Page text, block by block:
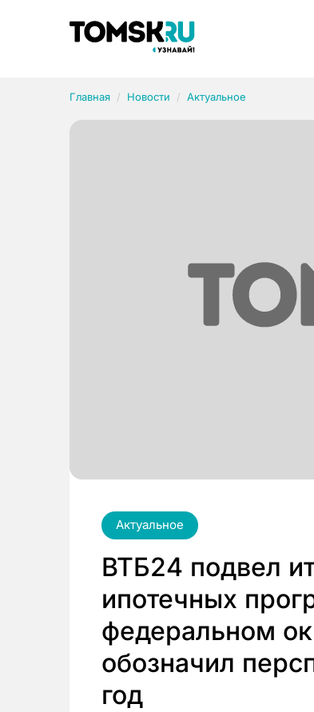
Главная Новости Актуальное
Актуальное
ВТБ24 подвел
ипотечных
федеральном
обозначил
год
Рубрики